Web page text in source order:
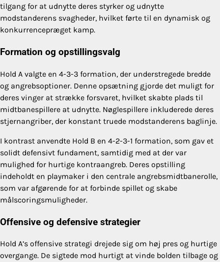
tilgang for at udnytte deres styrker og udnytte
modstanderens svagheder, hvilket førte til en dynamisk og
konkurrencepræget kamp.
Formation og opstillingsvalg
Hold A valgte en 4-3-3 formation, der understregede bredde
og angrebsoptioner. Denne opsætning gjorde det muligt for
deres vinger at strække forsvaret, hvilket skabte plads til
midtbanespillere at udnytte. Nøglespillere inkluderede deres
stjernangriber, der konstant truede modstanderens baglinje.
I kontrast anvendte Hold B en 4-2-3-1 formation, som gav et
solidt defensivt fundament, samtidig med at der var
mulighed for hurtige kontraangreb. Deres opstilling
indeholdt en playmaker i den centrale angrebsmidtbanerolle,
som var afgørende for at forbinde spillet og skabe
målscoringsmuligheder.
Offensive og defensive strategier
Hold A’s offensive strategi drejede sig om høj pres og hurtige
overgange. De sigtede mod hurtigt at vinde bolden tilbage og